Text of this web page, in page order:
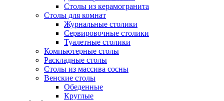
Столы из керамогранита
Столы для комнат
Журнальные столики
Сервировочные столики
Туалетные столики
Компьютерные столы
Раскладные столы
Столы из массива сосны
Венские столы
Обеденные
Круглые